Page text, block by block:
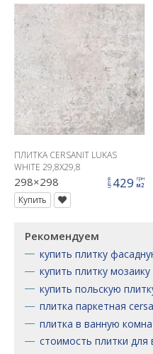
ПЛИТКА CERSANIT LUKAS
WHITE 29,8X29,8
298×298 цена 429 грн
м2
Купить
Рекомендуем
купить плитку
купить плитку
купить польскую
плитка паркетная
плитка в ванную
стоимость плитки для